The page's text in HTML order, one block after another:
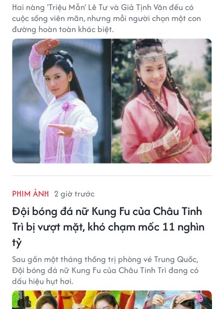
Hai nàng 'Triệu Mẫn' Lê Tư và Giả Tịnh Văn đều có
cuộc sống viên mãn, nhưng mỗi người chọn một con
đường hoàn toàn khác biệt.
PHIM ẢNH 2 giờ trước
Đội bóng đá nữ Kung Fu của Châu Tinh
Trì bị vượt mặt, khó chạm mốc 11 nghìn
tỷ
Sau gần một tháng thống trị phòng vé Trung Quốc,
Đội bóng đá nữ Kung Fu của Châu Tinh Trì đang có
dấu hiệu hụt hơi.